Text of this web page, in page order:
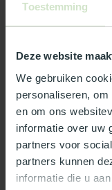
Toestemming
Deze website
We gebruiken
personaliseren,
en om ons
informatie over uw
partners voor
partners kunnen
informatie die u
Specificaties
Wat ons écht